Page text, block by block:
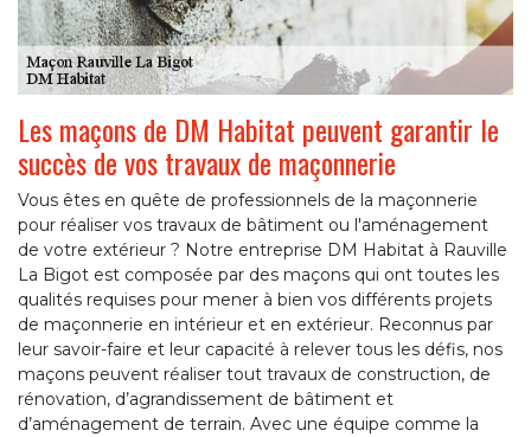
Les maçons de DM Habitat peuvent garantir le
succès de vos travaux de maçonnerie
Vous êtes en quête de professionnels de la maçonnerie
pour réaliser vos travaux de bâtiment ou l'aménagement
de votre extérieur ? Notre entreprise DM Habitat à Rauville
La Bigot est composée par des maçons qui ont toutes les
qualités requises pour mener à bien vos différents projets
de maçonnerie en intérieur et en extérieur. Reconnus par
leur savoir-faire et leur capacité à relever tous les défis, nos
maçons peuvent réaliser tout travaux de construction, de
rénovation, d’agrandissement de bâtiment et
d’aménagement de terrain. Avec une équipe comme la